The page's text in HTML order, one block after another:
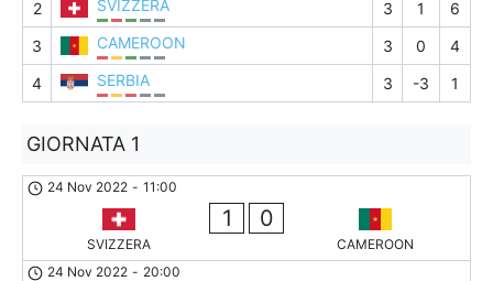
2 SVIZZERA 3 1
6
3
CAMEROON 3 0
4
4
SERBIA 3 -3 1
GIORNATA 1
24 Nov 2022 - 11:00
SVIZZERA
1 0
CAMEROON
24 Nov 2022 - 20:00